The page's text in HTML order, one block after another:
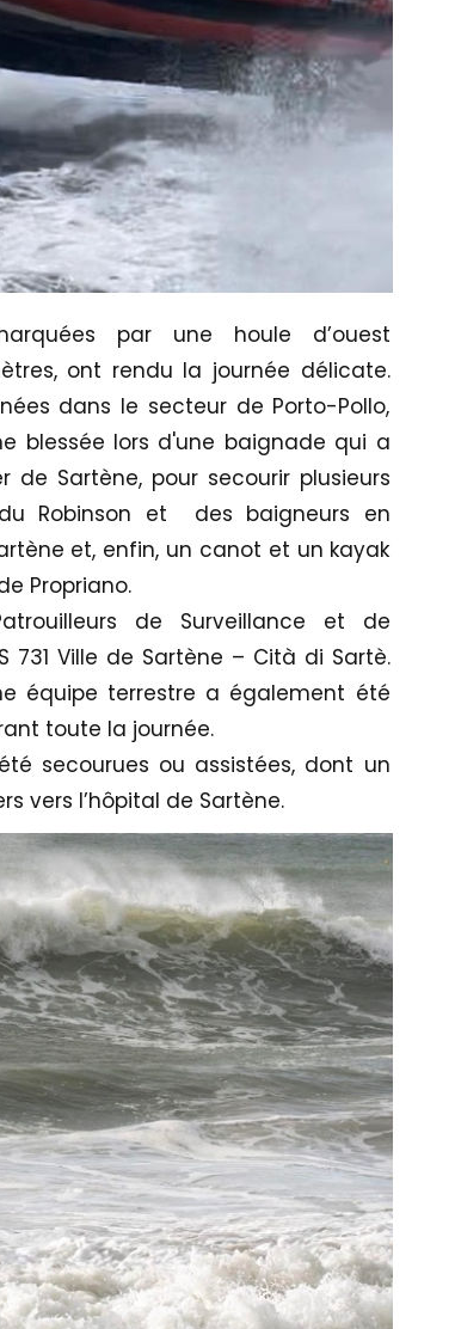
par une houle d’ouest
ont rendu la journée délicate.
dans le secteur de Porto-Pollo,
blessée lors d'une baignade qui a
Sartène, pour secourir plusieurs
Robinson et des baigneurs en
et, enfin, un canot et un kayak
Propriano.
de Surveillance et de
731 Ville de Sartène – Cità di Sartè.
équipe terrestre a également été
toute la journée.
secourues ou assistées, dont un
vers l’hôpital de Sartène.